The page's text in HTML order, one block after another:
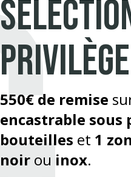
PROMO DU
cave à vinCaviss,
zone.